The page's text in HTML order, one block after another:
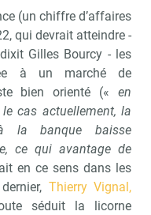
(un chiffre d’affaires
qui devrait atteindre -
Gilles Bourcy - les
à un marché de
bien orienté (« en
le cas actuellement, la
la banque baisse
ce qui avantage de
en ce sens dans les
Thierry Vignal,
séduit la licorne